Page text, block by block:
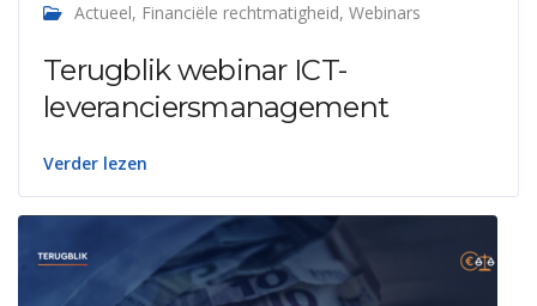
Actueel, Financiële rechtmatigheid, Webinars
Terugblik webinar ICT-
leveranciersmanagement
Verder lezen